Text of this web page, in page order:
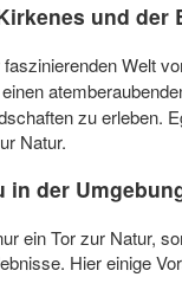
und der
Welt
zu erleben.
Natur.
in der
ein Tor zur Natur,
Hier einige